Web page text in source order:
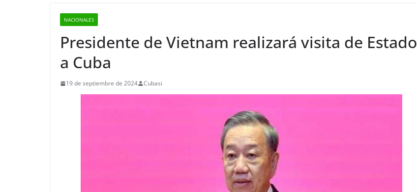
NACIONALES
Presidente de Vietnam realizará visita de Estado
a Cuba
19 de septiembre de 2024 Cubasi